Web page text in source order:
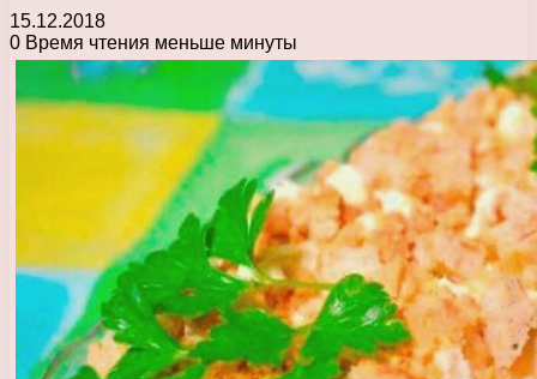
15.12.2018
0 Время чтения меньше минуты